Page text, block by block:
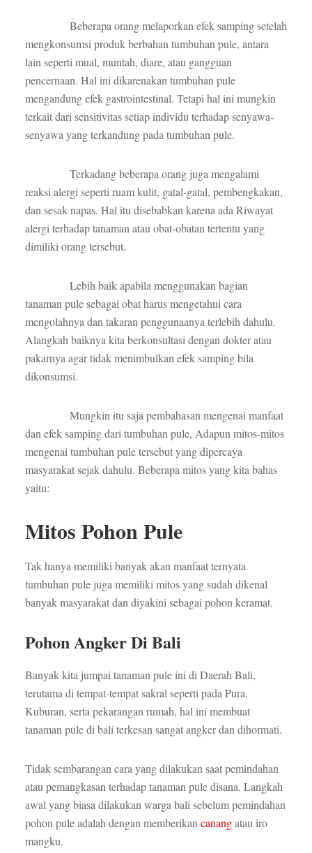
Beberapa orang melaporkan efek samping setelah
mengkonsumsi produk berbahan tumbuhan pule, antara
lain seperti mual, muntah, diare, atau gangguan
pencernaan. Hal ini dikarenakan tumbuhan pule
mengandung efek gastrointestinal. Tetapi hal ini mungkin
terkait dari sensitivitas setiap individu terhadap senyawa-
senyawa yang terkandung pada tumbuhan pule.
Terkadang beberapa orang juga mengalami
reaksi alergi seperti ruam kulit, gatal-gatal, pembengkakan,
dan sesak napas. Hal itu disebabkan karena ada Riwayat
alergi terhadap tanaman atau obat-obatan tertentu yang
dimiliki orang tersebut.
Lebih baik apabila menggunakan bagian
tanaman pule sebagai obat harus mengetahui cara
mengolahnya dan takaran penggunaanya terlebih dahulu.
Alangkah baiknya kita berkonsultasi dengan dokter atau
pakarnya agar tidak menimbulkan efek samping bila
dikonsumsi.
Mungkin itu saja pembahasan mengenai manfaat
dan efek samping dari tumbuhan pule, Adapun mitos-mitos
mengenai tumbuhan pule tersebut yang dipercaya
masyarakat sejak dahulu. Beberapa mitos yang kita bahas
yaitu:
Mitos Pohon Pule
Tak hanya memiliki banyak akan manfaat ternyata
tumbuhan pule juga memiliki mitos yang sudah dikenal
banyak masyarakat dan diyakini sebagai pohon keramat.
Pohon Angker Di Bali
Banyak kita jumpai tanaman pule ini di Daerah Bali,
terutama di tempat-tempat sakral seperti pada Pura,
Kuburan, serta pekarangan rumah, hal ini membuat
tanaman pule di bali terkesan sangat angker dan dihormati.
Tidak sembarangan cara yang dilakukan saat pemindahan
atau pemangkasan terhadap tanaman pule disana. Langkah
awal yang biasa dilakukan warga bali sebelum pemindahan
pohon pule adalah dengan memberikan canangatau iro
mangku.